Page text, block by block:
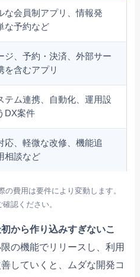
な会員制アプリ、情報発
な予約など
ジ、予約・決済、外部サー
を含むアプリ
テム連携、自動化、運用設
DX案件
応、軽微な改修、機能追
相談など
費用は要件により変動します。
認ください。
初から作り込みすぎないこ
の機能でリリースし、利用
していくと、ムダな開発コ